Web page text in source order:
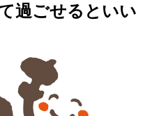
過ごせるといい